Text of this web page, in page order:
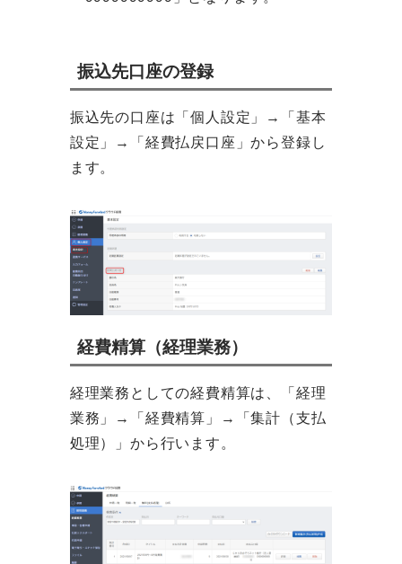
振込先口座の登録
振込先の口座は「個人設定」→「基本
設定」→「経費払戻口座」から登録し
ます。
経費精算（経理業務）
経理業務としての経費精算は、「経理
業務」→「経費精算」→「集計（支払
処理）」から行います。